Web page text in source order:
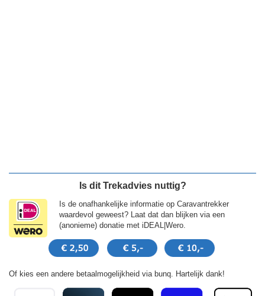
Is dit Trekadvies nuttig?
Is de onafhankelijke informatie op Caravantrekker
waardevol geweest? Laat dat dan blijken via een
(anonieme) donatie met iDEAL|Wero.
Of kies een andere betaalmogelijkheid via bunq. Hartelijk dank!